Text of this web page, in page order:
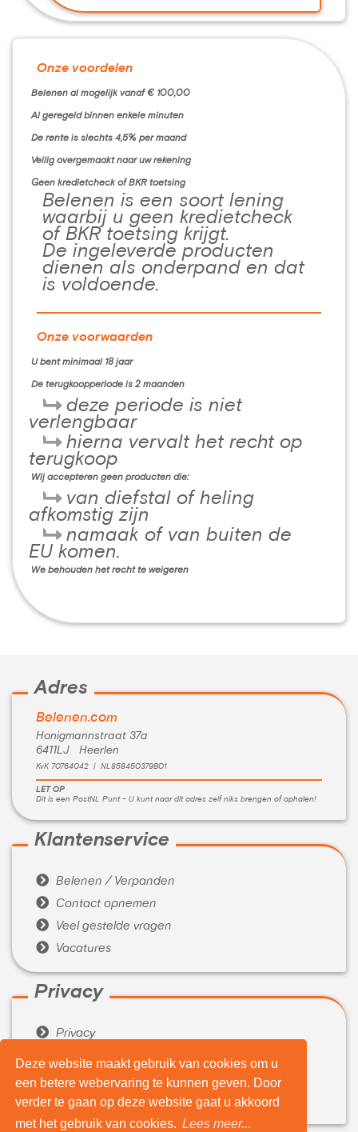
Deze website maakt gebruik van cookies om u
een betere webervaring te kunnen geven. Door
verder te gaan op deze website gaat u akkoord
met het gebruik van cookies. Lees meer...
Onze voordelen
Belenen al mogelijk vanaf € 100,00
Al geregeld binnen enkele minuten
De rente is slechts 4,5% per maand
Veilig overgemaakt naar uw rekening
Geen kredietcheck of BKR toetsing
Belenen is een soort lening
waarbij u geen kredietcheck
of BKR toetsing krijgt.
De ingeleverde producten
dienen als onderpand en dat
is voldoende.
Onze voorwaarden
U bent minimaal 18 jaar
De terugkoopperiode is 2 maanden
deze periode is niet
verlengbaar
hierna vervalt het recht op
terugkoop
Wij accepteren geen producten die:
van diefstal of heling
afkomstig zijn
namaak of van buiten de
EU komen.
We behouden het recht te weigeren
Adres
Belenen.com
Honigmannstraat 37a
6411LJ Heerlen
KvK 70764042 | NL858450379B01
LET OP
Dit is een PostNL Punt - U kunt naar dit adres zelf niks brengen of ophalen!
Klantenservice
 Belenen / Verpanden
 Contact opnemen
 Veel gestelde vragen
 Vacatures
Privacy
 Privacy
Algemene voorwaarden
Over ons
 Wie zijn wij